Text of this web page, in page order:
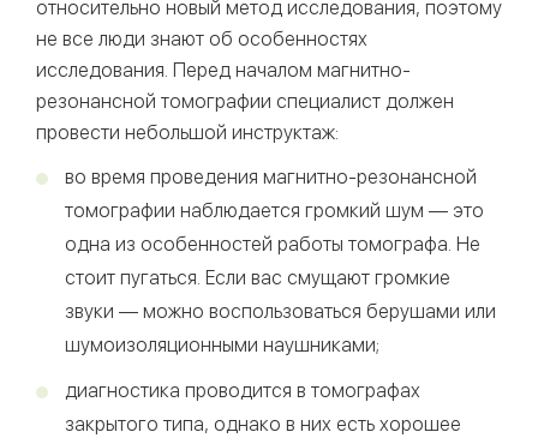
относительно новый метод исследования, поэтому
не все люди знают об особенностях
исследования. Перед началом магнитно-
резонансной томографии специалист должен
провести небольшой инструктаж:
во время проведения магнитно-резонансной
томографии наблюдается громкий шум — это
одна из особенностей работы томографа. Не
стоит пугаться. Если вас смущают громкие
звуки — можно воспользоваться берушами или
шумоизоляционными наушниками;
диагностика проводится в томографах
закрытого типа, однако в них есть хорошее